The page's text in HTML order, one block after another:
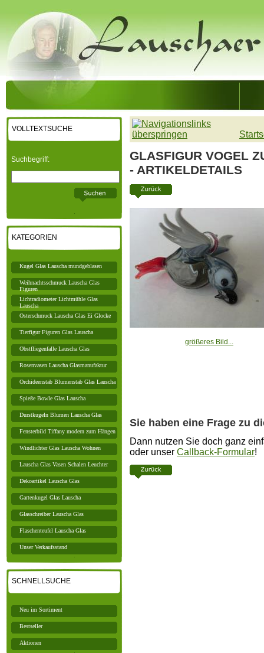
GLASFIGUR VOGEL
- ARTIKELDETAILS
größeres Bild...
Sie haben eine Frage zu
Dann nutzen Sie doch ganz
oder unser Callback-Formular!
VOLLTEXTSUCHE
Suchbegriff:
KATEGORIEN
Kugel Glas Lauscha mundgeblasen
Weihnachtsschmuck Lauscha Glas
Figuren
Lichtradiometer Lichtmühle Glas
Lauscha
Osterschmuck Lauscha Glas Ei Glocke
Tierfigur Figuren Glas Lauscha
Obstfliegenfalle Lauscha Glas
Rosenvasen Lauscha Glasmanufaktur
Orchideenstab Blumenstab Glas Lauscha
Spieße Bowle Glas Lauscha
Durstkugeln Blumen Lauscha Glas
Fensterbild Tiffany modern zum Hängen
Windlichter Glas Lauscha Wohnen
Lauscha Glas Vasen Schalen Leuchter
Dekoartikel Lauscha Glas
Gartenkugel Glas Lauscha
Glasschreiber Lauscha Glas
Flaschenteufel Lauscha Glas
Unser Verkaufsstand
SCHNELLSUCHE
Neu im Sortiment
Bestseller
Aktionen